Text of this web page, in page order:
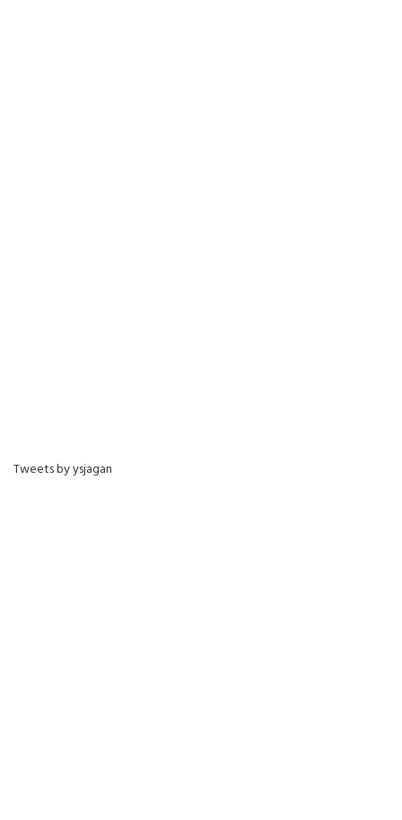
Tweets by ysjagan